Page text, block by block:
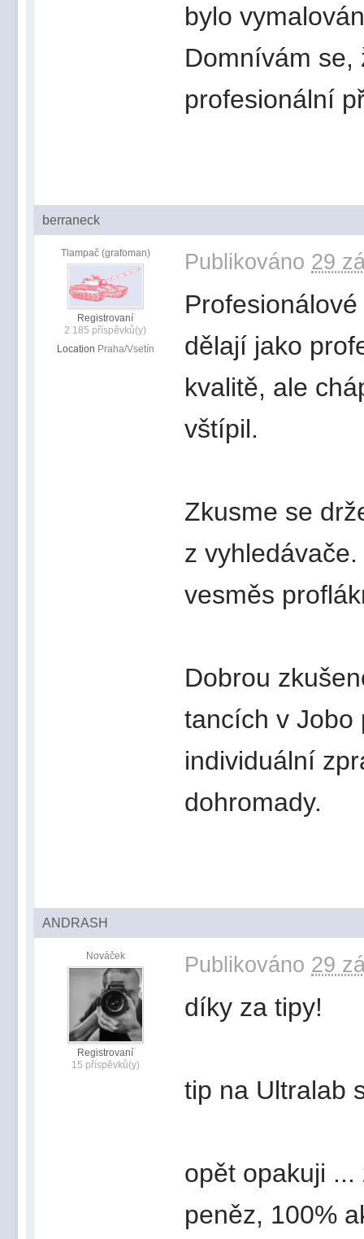
bylo
Domnívám se,
profesionální
berraneck
Tlampač (grafoman)
Registrovaní
2 185 příspěvků(y)
Location Praha/Vsetín
Publikováno 29
dělají jako
kvalitě, ale
vštípil.
Zkusme se
z
vesměs
Dobrou
tancích v Jobo
individuální
dohromady.
ANDRASH
Nováček
Registrovaní
15 příspěvků(y)
Publikováno 29
díky za tipy!
tip na Ultralab
opět opakuji
peněz, 100%